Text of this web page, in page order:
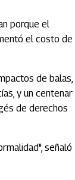
porque el
el costo de
de balas,
y un centenar
de derechos
señaló